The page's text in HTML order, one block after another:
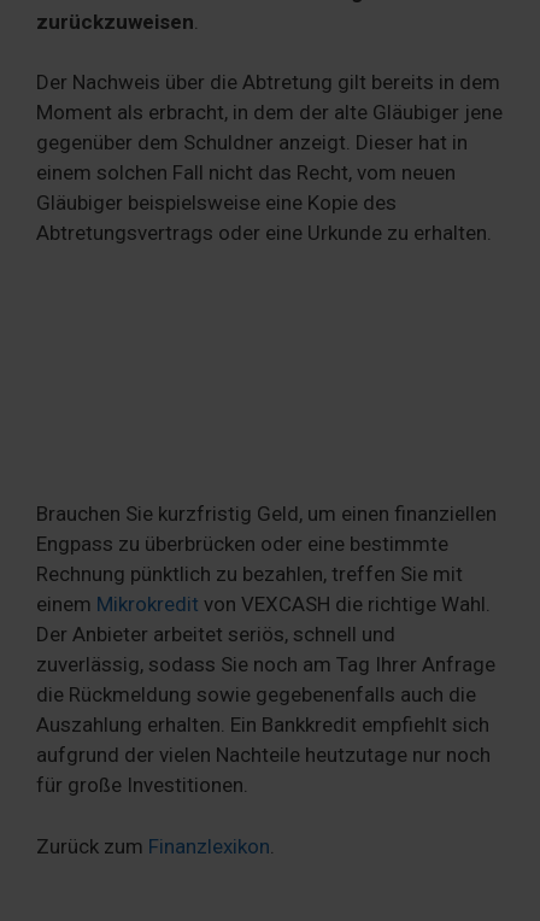
zurückzuweisen
Der Nachweis über die Abtretung gilt bereits in dem
Moment als erbracht, in dem der alte Gläubiger jene
gegenüber dem Schuldner anzeigt. Dieser hat in
einem solchen Fall nicht das Recht, vom neuen
Gläubiger beispielsweise eine Kopie des
Abtretungsvertrags oder eine Urkunde zu erhalten.
Brauchen Sie kurzfristig Geld, um einen finanziellen
Engpass zu überbrücken oder eine bestimmte
Rechnung pünktlich zu bezahlen, treffen Sie mit
einem Mikrokredit von VEXCASH die richtige Wahl.
Der Anbieter arbeitet seriös, schnell und
zuverlässig, sodass Sie noch am Tag Ihrer Anfrage
die Rückmeldung sowie gegebenenfalls auch die
Auszahlung erhalten. Ein Bankkredit empfiehlt sich
aufgrund der vielen Nachteile heutzutage nur noch
für große Investitionen.
Zurück zum Finanzlexikon